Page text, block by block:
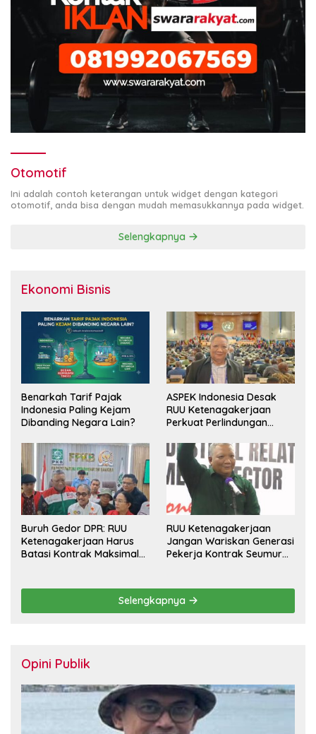
Otomotif
Ini adalah contoh keterangan untuk widget dengan kategori
otomotif, anda bisa dengan mudah memasukkannya pada widget.
Selengkapnya
Ekonomi Bisnis
Benarkah Tarif Pajak
Indonesia Paling Kejam
Dibanding Negara Lain?
ASPEK Indonesia Desak
RUU Ketenagakerjaan
Perkuat Perlindungan
Pesangon
Buruh Gedor DPR: RUU
Ketenagakerjaan Harus
Batasi Kontrak Maksimal
RUU Ketenagakerjaan
Jangan Wariskan Generasi
Pekerja Kontrak Seumur
Selengkapnya
Opini Publik